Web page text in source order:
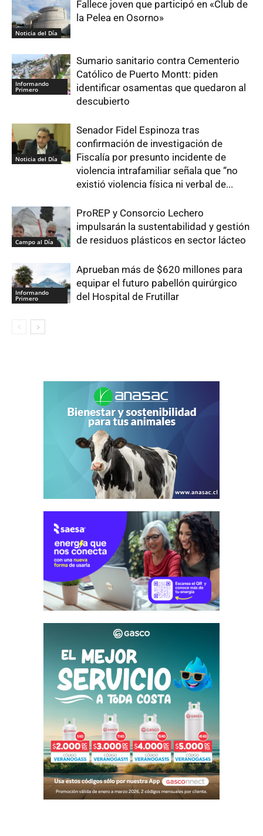
Noticia del Día
Fallece joven que participó en «Club de
la Pelea en Osorno»
Informando
Primero
Sumario sanitario contra Cementerio
Católico de Puerto Montt: piden
identificar osamentas que quedaron al
descubierto
Noticia del Día
Senador Fidel Espinoza tras
confirmación de investigación de
Fiscalía por presunto incidente de
violencia intrafamiliar señala que “no
existió violencia física ni verbal de...
Campo al Día
ProREP y Consorcio Lechero
impulsarán la sustentabilidad y gestión
de residuos plásticos en sector lácteo
Informando
Primero
Aprueban más de $620 millones para
equipar el futuro pabellón quirúrgico
del Hospital de Frutillar